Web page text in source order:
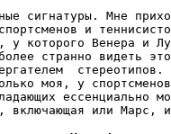
сигнатуры. Мне
и
у которого Венера и
странно видеть
стереотипов.
моя, у
ессенциально
включающая или Марс,